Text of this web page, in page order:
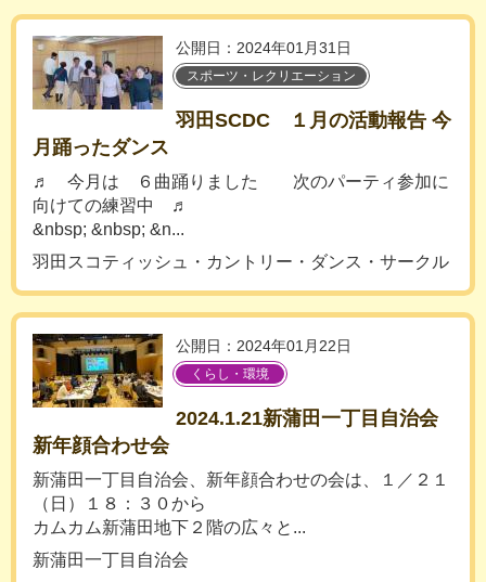
公開日：2024年01月31日
スポーツ・レクリエーション
羽田SCDC １月の活動報告 今
月踊ったダンス
♬ 今月は ６曲踊りました 次のパーティ参加に
向けての練習中 ♬
&nbsp; &nbsp; &n...
羽田スコティッシュ・カントリー・ダンス・サークル
公開日：2024年01月22日
くらし・環境
2024.1.21新蒲田一丁目自治会
新年顔合わせ会
新蒲田一丁目自治会、新年顔合わせの会は、１／２１
（日）１８：３０から
カムカム新蒲田地下２階の広々と...
新蒲田一丁目自治会